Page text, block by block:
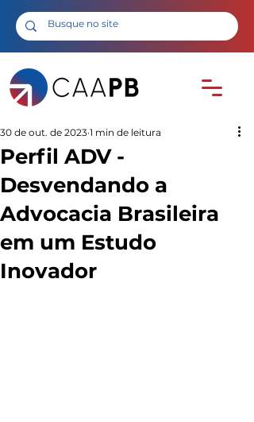
Perfil ADV -
Desvendando a
Advocacia Brasileira
em um Estudo
Inovador
30 de out. de 2023 1 min de leitura